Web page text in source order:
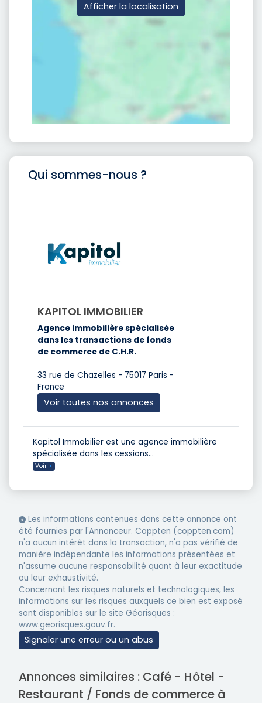
Afficher la localisation
Qui sommes-nous ?
KAPITOL IMMOBILIER
Agence immobilière spécialisée
dans les transactions de fonds
de commerce de C.H.R.
33 rue de Chazelles - 75017 Paris -
France
Voir toutes nos annonces
Kapitol Immobilier est une agence immobilière
spécialisée dans les cessions...
Voir +
Les informations contenues dans cette annonce ont
été fournies par l'Annonceur. Coppten (coppten.com)
n'a aucun intérêt dans la transaction, n'a pas vérifié de
manière indépendante les informations présentées et
n'assume aucune responsabilité quant à leur exactitude
ou leur exhaustivité.
Concernant les risques naturels et technologiques, les
informations sur les risques auxquels ce bien est exposé
sont disponibles sur le site Géorisques :
www.georisques.gouv.fr.
Signaler une erreur ou un abus
Annonces similaires : Café - Hôtel -
Restaurant / Fonds de commerce à